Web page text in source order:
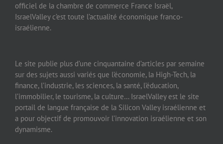
officiel de la chambre de commerce France Israël,
IsraelValley c’est toute l’actualité économique franco-
israélienne.
Le site publie plus d’une cinquantaine d’articles par semaine
sur des sujets aussi variés que l’économie, la High-Tech, la
finance, l’industrie, les sciences, la santé, l’éducation,
l’immobilier, le tourisme, la culture… IsraelValley est le site
portail de langue française de la Silicon Valley israélienne et
a pour objectif de promouvoir l’innovation israélienne et son
dynamisme.